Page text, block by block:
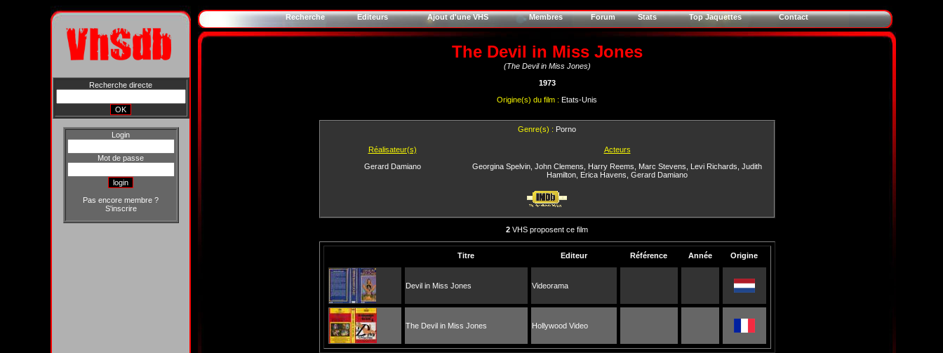
Recherche directe
Login
Mot de passe
Pas encore membre ?
S'inscrire
Recherche Editeurs Ajout d'une VHS Membres Forum Stats Top Jaquettes Contact
The Devil in Miss Jones
(The Devil in Miss Jones)
1973
Origine(s) du film : Etats-Unis
Genre(s) : Porno
Réalisateur(s)
Gerard Damiano
Acteurs
Georgina Spelvin John Clemens Harry Reems Marc Stevens Levi Richards Judith
Hamilton Erica Havens Gerard Damiano
2 VHS proposent ce film
Titre Editeur Référence Année Origine
Devil in Miss Jones Videorama
The Devil in Miss Jones Hollywood Video